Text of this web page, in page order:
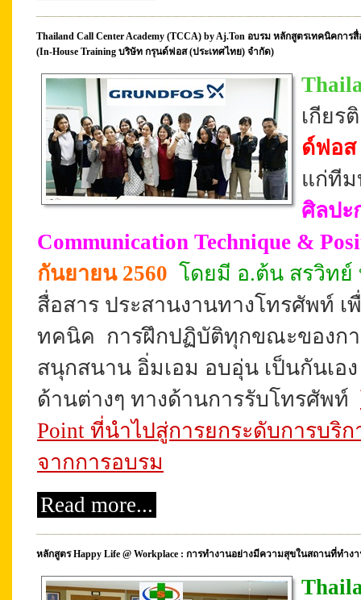
Thailand Call Center Academy (TCCA) by Aj.Ton อบรม หลักสูตรเทคนิคก
(In-House Training บริษัท กรุนด์ฟอส (ประเทศไทย) จำกัด)
เกียร
ด์ฟอส
แก่ที
ศิลปะ
Communication Technique &
กันยายน 2560 โดยมี อ.ต้น สรวิท
สื่อสาร ประสานงานทางโทรศัพท์ เ
ทคนิค การฝึกปฏิบัติทุกขณะของก
สนุกสนาน อิ่มเอม อบอุ่น เป็นกันเอ
ด้านต่างๆ ทางด้านการรับโทรศัพท์
Point ที่นำไปสู่การยกระดับการบริ
จากการอบรม
Read more...
หลักสูตร Happy Life @ Workplace : การทำงานอย่างมีความสุขในสถานที่ทำง